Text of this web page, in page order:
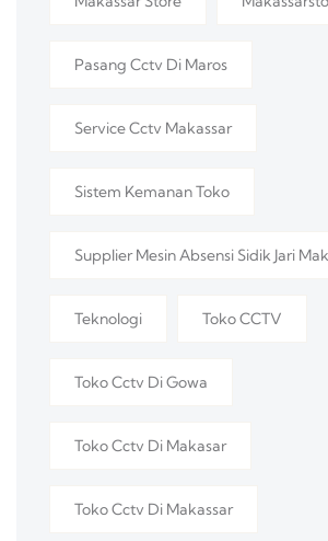
Pasang Cctv Di Maros
Service Cctv Makassar
Sistem Kemanan Toko
Supplier Mesin Absensi Sidik Jari
Teknologi Toko CCTV
Toko Cctv Di Gowa
Toko Cctv Di Makasar
Toko Cctv Di Makassar